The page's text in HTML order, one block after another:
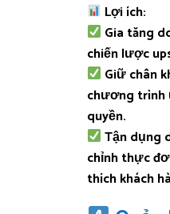
Lợi ích:
Gia tăng
chiến lược
Giữ chân
chương trình
quyền.
Tận dụng
chỉnh thực
thích khách